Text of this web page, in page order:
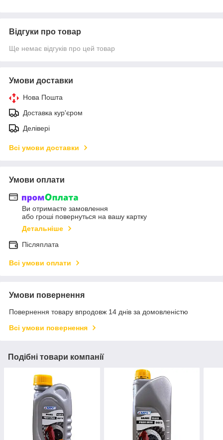
Відгуки про товар
Ще немає відгуків про цей товар
Умови доставки
Нова Пошта
Доставка кур'єром
Делівері
Всі умови доставки
Умови оплати
Ви отримаєте замовлення
або гроші повернуться на вашу картку
Детальніше
Післяплата
Всі умови оплати
Умови повернення
Повернення товару впродовж 14 днів за домовленістю
Всі умови повернення
Подібні товари компанії